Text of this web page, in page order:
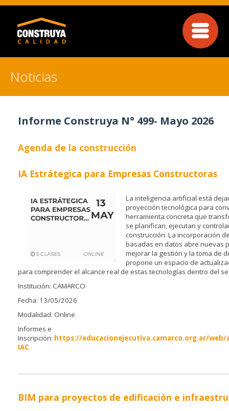
Noticias
Informe Construya N° 499- Mayo 2026
Agenda de la construcción
IA Estrátegica para Empresas Constructoras
La inteligencia artificial está
proyección tecnológica para
herramienta concreta que
se planifican, ejecutan y
construcción. La incorporación
basadas en datos abre nuevas
mejorar la gestión y la toma de
propone un espacio de
para comprender el alcance real de estas tecnologías dentro del
Institución: CAMARCO
Fecha: 13/05/2026
Modalidad: Online
Informes e
Inscripción: https://educacionejecutiva.camarco.org.ar/
IAC
BIM para proyectos de edificación e